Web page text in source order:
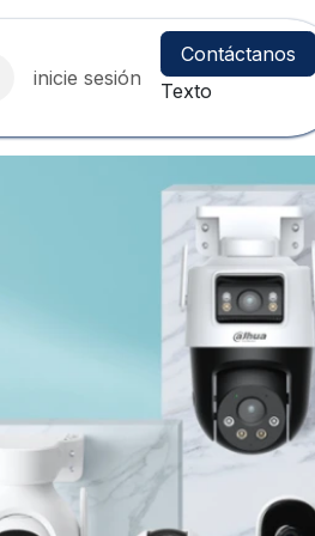
inicie sesión
Contáctanos
Texto